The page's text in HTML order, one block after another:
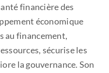
financière des
économique
au financement,
sécurise les
la gouvernance. Son